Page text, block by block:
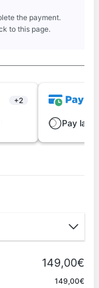
the payment.
to this page.
+2
Pay later
149,00€
149,00€